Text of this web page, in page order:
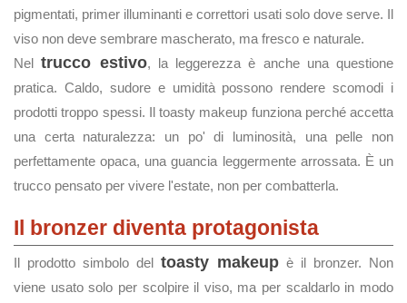
pigmentati, primer illuminanti e correttori usati solo dove serve. Il
viso non deve sembrare mascherato, ma fresco e naturale.
Neltrucco estivo, la leggerezza è anche una questione
pratica. Caldo, sudore e umidità possono rendere scomodi i
prodotti troppo spessi. Il toasty makeup funziona perché accetta
una certa naturalezza: un po' di luminosità, una pelle non
perfettamente opaca, una guancia leggermente arrossata. È un
trucco pensato per vivere l'estate, non per combatterla.
Il bronzer diventa protagonista
Il prodotto simbolo del toasty makeup è il bronzer. Non
viene usato solo per scolpire il viso, ma per scaldarlo in modo